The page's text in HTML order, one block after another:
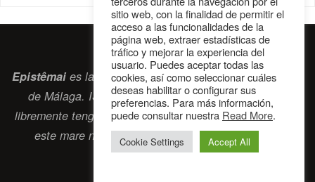
Epistêmaies la revista digital de la Sociedad Erasmiana
de Málaga. ISSN 2697-2468. Bienvenidos cuantos
libremente tengan algo que intercambiar navegando por
este mare nostrumque es el océano erasmiano.
contacto@epistemai.es
sitio web, con la finalidad de permitir el
acceso a las funcionalidades de la
página web, extraer estadísticas de
tráfico y mejorar la experiencia del
usuario. Puedes aceptar todas las
cookies, así como seleccionar cuáles
deseas habilitar o configurar sus
preferencias. Para más información,
puede consultar nuestra Read More.
Cookie Settings Accept All